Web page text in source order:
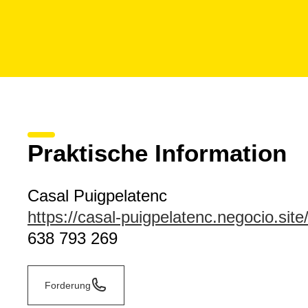
Praktische Information
Casal Puigpelatenc
https://casal-puigpelatenc.negocio.site/
638 793 269
Forderung